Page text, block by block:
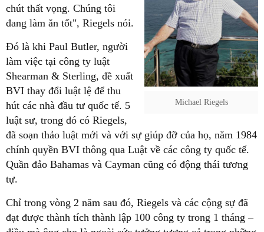
Michael Riegels
chút thất vọng. Chúng tôi
đang làm ăn tốt", Riegels nói.
Đó là khi Paul Butler, người
làm việc tại công ty luật
Shearman & Sterling, đề xuất
BVI thay đổi luật lệ để thu
hút các nhà đầu tư quốc tế. 5
luật sư, trong đó có Riegels,
đã soạn thảo luật mới và với sự giúp đỡ của họ, năm 1984
chính quyền BVI thông qua Luật về các công ty quốc tế.
Quần đảo Bahamas và Cayman cũng có động thái tương
tự.
Chỉ trong vòng 2 năm sau đó, Riegels và các cộng sự đã
đạt được thành tích thành lập 100 công ty trong 1 tháng –